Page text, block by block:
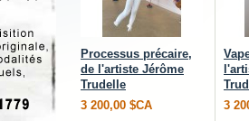
Processus précaire,
de l'artiste Jérôme
Trudelle
3 200,00 $CA
3